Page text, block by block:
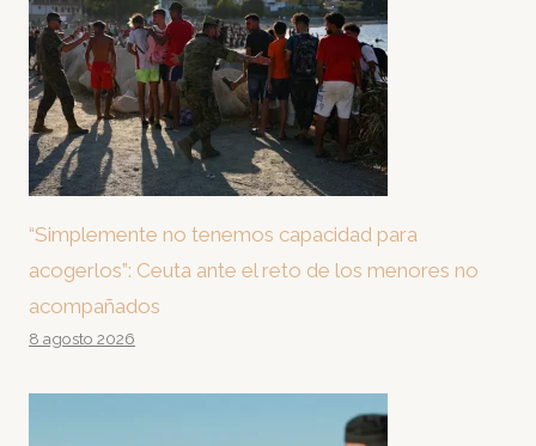
“Simplemente no tenemos capacidad para
acogerlos”: Ceuta ante el reto de los menores no
acompañados
8 agosto 2026